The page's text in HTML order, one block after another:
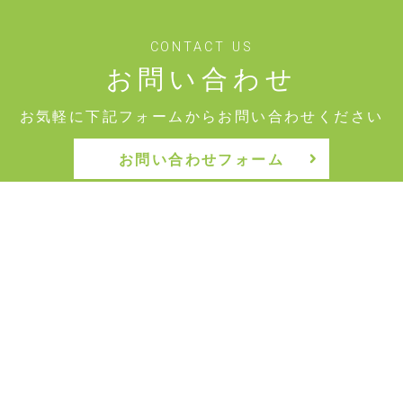
CONTACT US
お問い合わせ
お気軽に下記フォームからお問い合わせください
お問い合わせフォーム